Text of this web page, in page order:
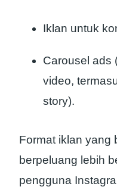
Iklan untuk
Carousel ads
video,
story).
Format iklan yang
berpeluang lebih
pengguna